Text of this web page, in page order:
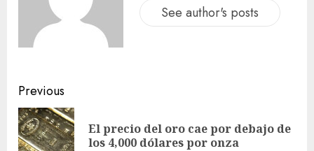
See author's posts
Previous
El precio del oro cae por debajo de
los 4,000 dólares por onza